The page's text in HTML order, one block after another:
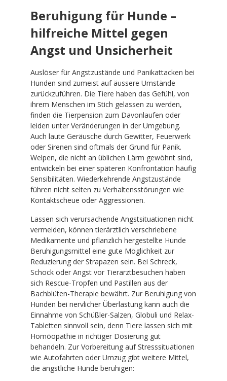
Beruhigung für Hunde –
hilfreiche Mittel gegen
Angst und Unsicherheit
Auslöser für Angstzustände und Panikattacken bei
Hunden sind zumeist auf äussere Umstände
zurückzuführen. Die Tiere haben das Gefühl, von
ihrem Menschen im Stich gelassen zu werden,
finden die Tierpension zum Davonlaufen oder
leiden unter Veränderungen in der Umgebung.
Auch laute Geräusche durch Gewitter, Feuerwerk
oder Sirenen sind oftmals der Grund für Panik.
Welpen, die nicht an üblichen Lärm gewöhnt sind,
entwickeln bei einer späteren Konfrontation häufig
Sensibilitäten. Wiederkehrende Angstzustände
führen nicht selten zu Verhaltensstörungen wie
Kontaktscheue oder Aggressionen.
Lassen sich verursachende Angstsituationen nicht
vermeiden, können tierärztlich verschriebene
Medikamente und pflanzlich hergestellte Hunde
Beruhigungsmittel eine gute Möglichkeit zur
Reduzierung der Strapazen sein. Bei Schreck,
Schock oder Angst vor Tierarztbesuchen haben
sich Rescue-Tropfen und Pastillen aus der
Bachblüten-Therapie bewährt. Zur Beruhigung von
Hunden bei nervlicher Überlastung kann auch die
Einnahme von Schüßler-Salzen, Globuli und Relax-
Tabletten sinnvoll sein, denn Tiere lassen sich mit
Homöopathie in richtiger Dosierung gut
behandeln. Zur Vorbereitung auf Stresssituationen
wie Autofahrten oder Umzug gibt weitere Mittel,
die ängstliche Hunde beruhigen: